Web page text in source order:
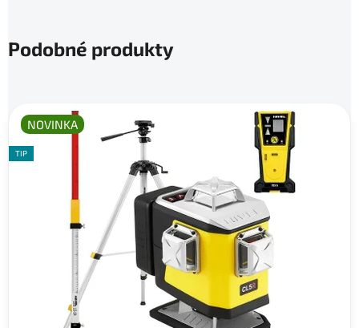
Podobné produkty
NOVINKA
TIP